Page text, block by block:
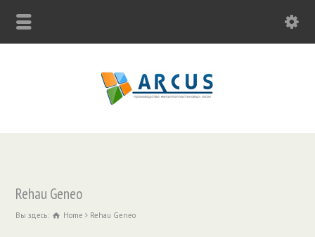
Rehau Geneo
Вы здесь: Home Rehau Geneo